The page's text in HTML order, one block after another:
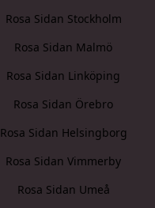
Rosa Sidan Stockholm
Rosa Sidan Malmö
Rosa Sidan Linköping
Rosa Sidan Örebro
Rosa Sidan Helsingborg
Rosa Sidan Vimmerby
Rosa Sidan Umeå